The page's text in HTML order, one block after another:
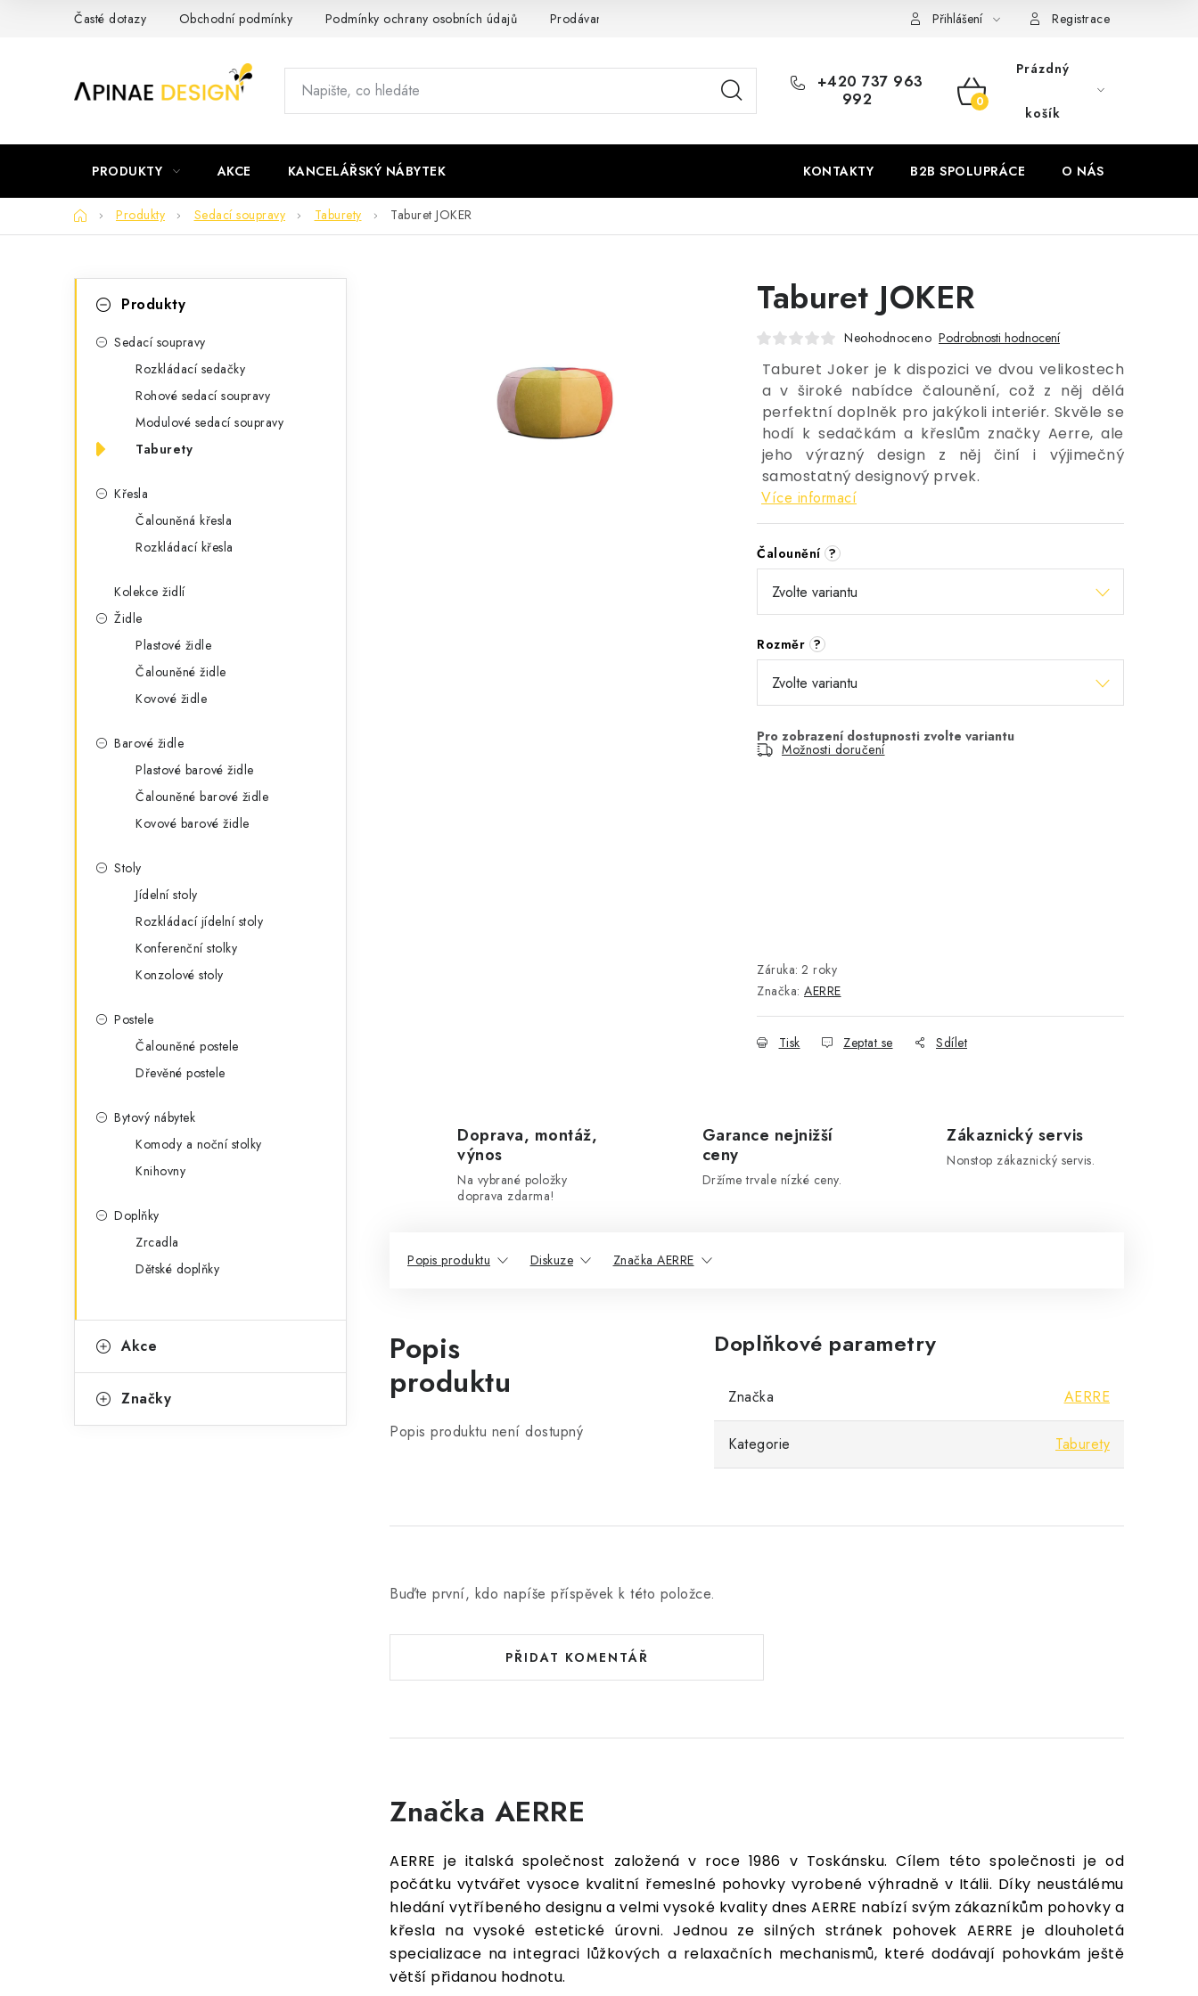
Časté dotazy Obchodní podmínky Podmínky ochrany osobních údajů Prodávané značky Přihlášení Registrace
+420 737 963
992
NÁKUPNÍ
KOŠÍK
Prázdný
košík
PRODUKTY AKCE KANCELÁŘSKÝ NÁBYTEK KONTAKTY B2B SPOLUPRÁCE O NÁS
DomůProdukty Sedací soupravy Taburety Taburet JOKER
kategorieProdukty
Sedací soupravy
Rozkládací sedačky
Rohové sedací soupravy
Modulové sedací soupravy
Taburety
Křesla
Čalouněná křesla
Rozkládací křesla
Kolekce židlí
Židle
Plastové židle
Čalouněné židle
Kovové židle
Barové židle
Plastové barové židle
Čalouněné barové židle
Kovové barové židle
Stoly
Jídelní stoly
Rozkládací jídelní stoly
Konferenční stolky
Konzolové stoly
Postele
Čalouněné postele
Dřevěné postele
Bytový nábytek
Komody a noční stolky
Knihovny
Doplňky
Zrcadla
Dětské doplňky
Akce
Značky
Taburet JOKER
Neohodnoceno Podrobnosti hodnocení
Taburet Joker je k dispozici ve dvou velikostech
a v široké nabídce čalounění, což z něj dělá
perfektní doplněk pro jakýkoli interiér. Skvěle se
hodí k sedačkám a křeslům značky Aerre, ale
jeho výrazný design z něj činí i výjimečný
samostatný designový prvek.
Více informací
Čalounění ?
Rozměr ?
Možnosti doručení
Záruka: 2 roky
Značka: AERRE
Tisk Zeptat se Sdílet
Doprava, montáž,
výnos
Na vybrané položky
doprava zdarma!
Garance nejnižší
ceny
Držíme trvale nízké ceny.
Zákaznický servis
Nonstop zákaznický servis.
Popis produktu Diskuze Značka AERRE
Popis
produktu
Popis produktu není dostupný
Doplňkové parametry
Značka AERRE
Kategorie Taburety
Buďte první, kdo napíše příspěvek k této položce.
PŘIDAT KOMENTÁŘ
Značka AERRE
AERRE je italská společnost založená v roce 1986 v Toskánsku. Cílem této společnosti je od
počátku vytvářet vysoce kvalitní řemeslné pohovky vyrobené výhradně v Itálii. Díky neustálému
hledání vytříbeného designu a velmi vysoké kvality dnes AERRE nabízí svým zákazníkům pohovky a
křesla na vysoké estetické úrovni. Jednou ze silných stránek pohovek AERRE je dlouholetá
specializace na integraci lůžkových a relaxačních mechanismů, které dodávají pohovkám ještě
větší přidanou hodnotu.